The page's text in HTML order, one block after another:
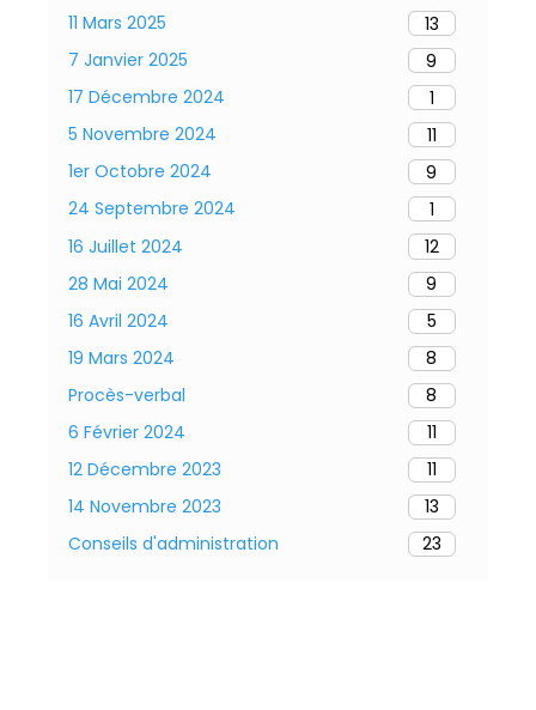
11 Mars 2025
13
7 Janvier 2025
9
17 Décembre 2024
1
5 Novembre 2024
11
1er Octobre 2024
9
24 Septembre 2024
1
16 Juillet 2024
12
28 Mai 2024
9
16 Avril 2024
5
19 Mars 2024
8
Procès-verbal
8
6 Février 2024
11
12 Décembre 2023
11
14 Novembre 2023
13
Conseils d'administration
23